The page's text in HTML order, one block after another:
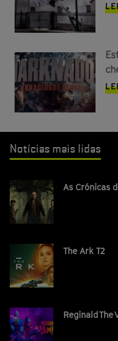
Notícias mais lidas
As Crónicas
The Ark T2
Reginald The